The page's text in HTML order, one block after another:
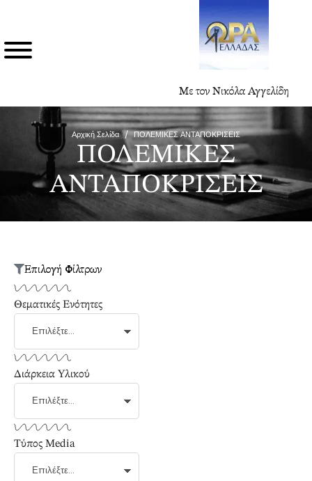
Με τον Νικόλα Αγγελίδη
Αρχική Σελίδα / ΠΟΛΕΜΙΚΕΣ ΑΝΤΑΠΟΚΡΙΣΕΙΣ
ΠΟΛΕΜΙΚΕΣ
ΑΝΤΑΠΟΚΡΙΣΕΙΣ
Επιλογή Φίλτρων
Θεματικές Ενότητες
Διάρκεια Υλικού
Τύπος Media